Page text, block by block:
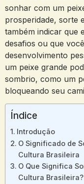
sonhar com um
prosperidade, sorte
também indicar que
desafios ou que
desenvolvimento
um peixe grande
sombrio, como um
bloqueando seu
Índice
Introdução
O Significado de
Cultura Brasileira
O Que Significa
Cultura Brasileira?